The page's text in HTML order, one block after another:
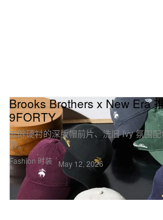
Fashion 时装
Brooks Brothers x New Era
9FORTY
去除硬衬的深版帽前片、洗旧 Ivy 氛围
节。
May 12, 2026